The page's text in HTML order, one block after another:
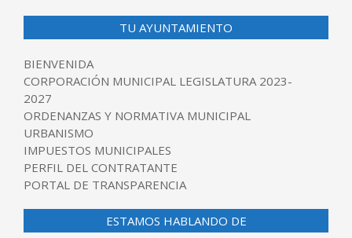
TU AYUNTAMIENTO
BIENVENIDA
CORPORACIÓN MUNICIPAL LEGISLATURA 2023-
2027
ORDENANZAS Y NORMATIVA MUNICIPAL
URBANISMO
IMPUESTOS MUNICIPALES
PERFIL DEL CONTRATANTE
PORTAL DE TRANSPARENCIA
ESTAMOS HABLANDO DE